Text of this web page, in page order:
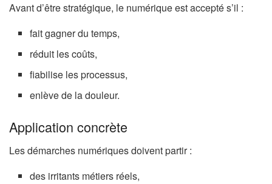
Avant d’être stratégique, le numérique est accepté s’il :
fait gagner du temps,
réduit les coûts,
fiabilise les processus,
enlève de la douleur.
Application concrète
Les démarches numériques doivent partir :
des irritants métiers réels,